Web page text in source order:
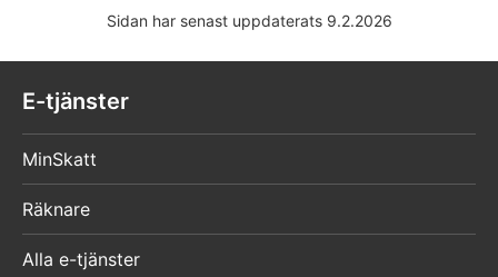
Sidan har senast uppdaterats 9.2.2026
E-tjänster
MinSkatt
Räknare
Alla e-tjänster